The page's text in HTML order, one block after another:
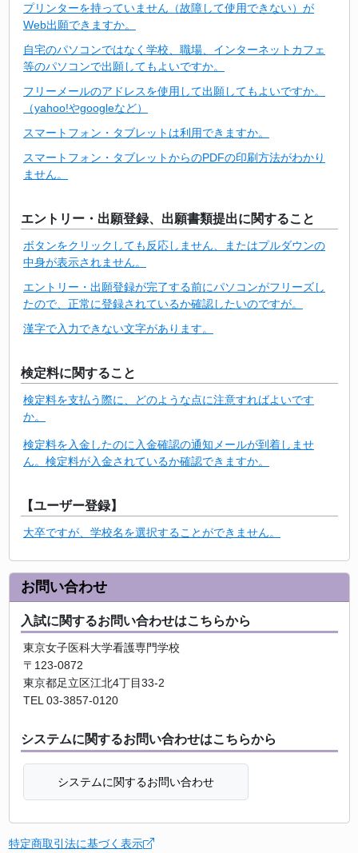
プリンターを持っていません（故障して使用できない）が
Web出願できますか。
自宅のパソコンではなく学校、職場、インターネットカフェ
等のパソコンで出願してもよいですか。
フリーメールのアドレスを使用して出願してもよいですか。
（yahoo!やgoogleなど）
スマートフォン・タブレットは利用できますか。
スマートフォン・タブレットからのPDFの印刷方法がわかり
ません。
エントリー・出願登録、出願書類提出に関すること
ボタンをクリックしても反応しません、またはプルダウンの
中身が表示されません。
エントリー・出願登録が完了する前にパソコンがフリーズし
たので、正常に登録されているか確認したいのですが。
漢字で入力できない文字があります。
検定料に関すること
検定料を支払う際に、どのような点に注意すればよいです
か。
検定料を入金したのに入金確認の通知メールが到着しませ
ん。検定料が入金されているか確認できますか。
【ユーザー登録】
大卒ですが、学校名を選択することができません。
お問い合わせ
入試に関するお問い合わせはこちらから
東京女子医科大学看護専門学校
〒123-0872
東京都足立区江北4丁目33-2
TEL 03-3857-0120
システムに関するお問い合わせはこちらから
システムに関するお問い合わせ
特定商取引法に基づく表示